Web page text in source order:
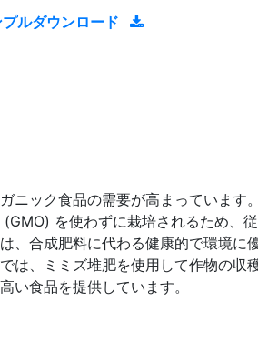
ルダウンロード
ック食品の需要が高まっています。
を使わずに栽培されるため、従
、合成肥料に代わる健康的で環境に
は、ミミズ堆肥を使用して作物の収
い食品を提供しています。